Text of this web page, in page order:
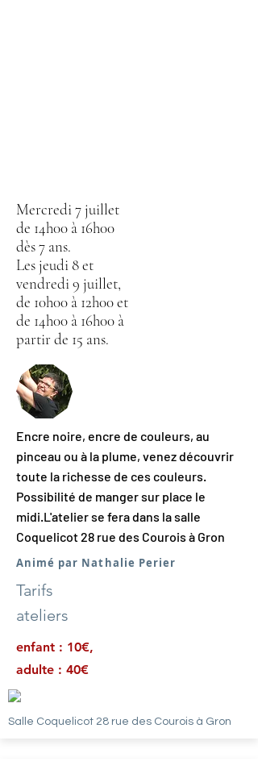
Mercredi 7 juillet
de 14h00 à 16h00
dès 7 ans.
Les jeudi 8 et
vendredi 9 juillet,
de 10h00 à 12h00 et
de 14h00 à 16h00 à
partir de 15 ans.
Encre noire, encre de couleurs, au
pinceau ou à la plume, venez découvrir
toute la richesse de ces couleurs.
Possibilité de manger sur place le
midi.L'atelier se fera dans la salle
Coquelicot 28 rue des Courois à Gron
Animé par Nathalie Perier
Tarifs
ateliers
enfant : 10€,
adulte : 40€
Salle Coquelicot 28 rue des Courois à Gron